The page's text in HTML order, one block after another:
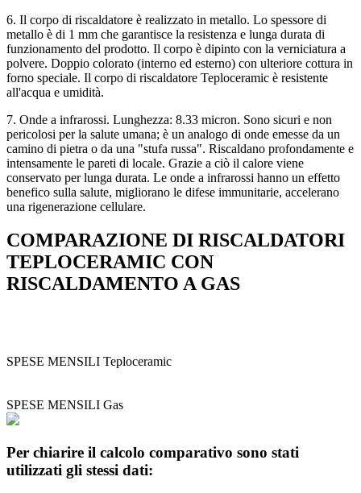
6. Il corpo di riscaldatore è realizzato in metallo. Lo spessore di
metallo è di 1 mm che garantisce la resistenza e lunga durata di
funzionamento del prodotto. Il corpo è dipinto con la verniciatura a
polvere. Doppio colorato (interno ed esterno) con ulteriore cottura in
forno speciale. Il corpo di riscaldatore Teploceramic è resistente
all'acqua e umidità.
7. Onde a infrarossi. Lunghezza: 8.33 micron. Sono sicuri e non
pericolosi per la salute umana; è un analogo di onde emesse da un
camino di pietra o da una "stufa russa". Riscaldano profondamente e
intensamente le pareti di locale. Grazie a ciò il calore viene
conservato per lunga durata. Le onde a infrarossi hanno un effetto
benefico sulla salute, migliorano le difese immunitarie, accelerano
una rigenerazione cellulare.
COMPARAZIONE DI RISCALDATORI
TEPLOCERAMIC CON
RISCALDAMENTO A GAS
SPESE MENSILI Teploceramic
SPESE MENSILI Gas
Per chiarire il calcolo comparativo sono stati
utilizzati gli stessi dati: